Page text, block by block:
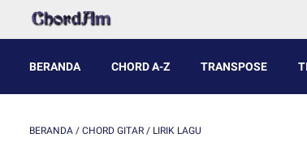
BERANDA CHORD A-Z TRANSPOSE
BERANDA / CHORD GITAR / LIRIK LAGU